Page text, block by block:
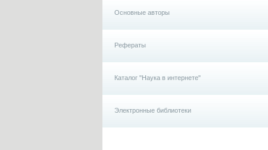
Основные авторы
Рефераты
Каталог "Наука в интернете"
Электронные библиотеки